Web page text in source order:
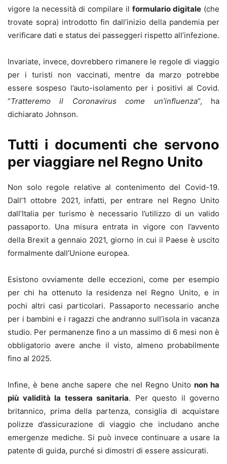
vigore la necessità di compilare il formulario digitale (che
trovate sopra) introdotto fin dall’inizio della pandemia per
verificare dati e status dei passeggeri rispetto all’infezione.
Invariate, invece, dovrebbero rimanere le regole di viaggio
per i turisti non vaccinati, mentre da marzo potrebbe
essere sospeso l’auto-isolamento per i positivi al Covid.
“Tratteremo il Coronavirus come un’influenza“, ha
dichiarato Johnson.
Tutti i documenti che servono
per viaggiare nel Regno Unito
Non solo regole relative al contenimento del Covid-19.
Dall’1 ottobre 2021, infatti, per entrare nel Regno Unito
dall’Italia per turismo è necessario l’utilizzo di un valido
passaporto. Una misura entrata in vigore con l’avvento
della Brexit a gennaio 2021, giorno in cui il Paese è uscito
formalmente dall’Unione europea.
Esistono ovviamente delle eccezioni, come per esempio
per chi ha ottenuto la residenza nel Regno Unito, e in
pochi altri casi particolari. Passaporto necessario anche
per i bambini e i ragazzi che andranno sull’isola in vacanza
studio. Per permanenze fino a un massimo di 6 mesi non è
obbligatorio avere anche il visto, almeno probabilmente
fino al 2025.
Infine, è bene anche sapere che nel Regno Unito non ha
più validità la tessera sanitaria. Per questo il governo
britannico, prima della partenza, consiglia di acquistare
polizze d’assicurazione di viaggio che includano anche
emergenze mediche. Si può invece continuare a usare la
patente di guida, purché si dimostri di essere assicurati.